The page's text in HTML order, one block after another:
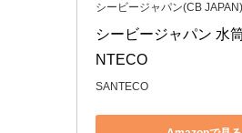
シービージャパン(CB JAPAN)
シービージャパン 水
NTECO
SANTECO